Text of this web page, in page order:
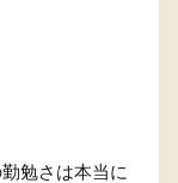
勉さは本当に